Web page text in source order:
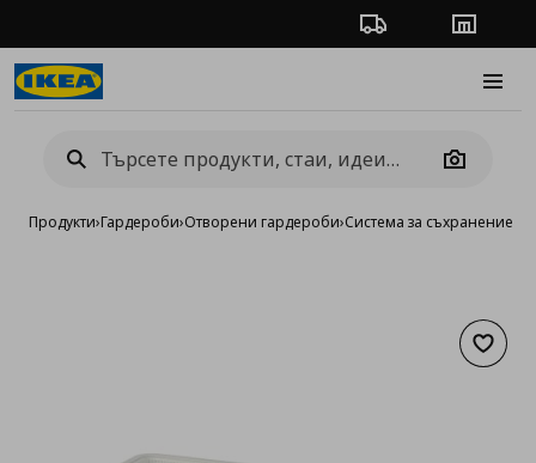
Проследяване на
Camera
Продукти›Гардероби›Отворени гардероби›Система за съхранение